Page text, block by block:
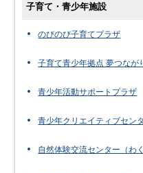
子育て・青少年施設
のびのび子育てプラザ
子育て青少年拠点 夢つなが
青少年活動サポートプラザ
青少年クリエイティブセン
自然体験交流センター（わ